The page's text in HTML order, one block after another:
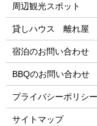
周辺観光スポット
貸しハウス 離れ屋
宿泊のお問い合わせ
BBQのお問い合わせ
プライバシーポリシー
サイトマップ